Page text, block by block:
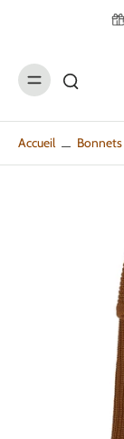
Accueil Bonnets